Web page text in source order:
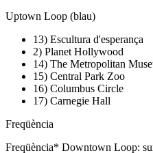
Uptown Loop (blau)
13) Escultura d'esperança
2) Planet Hollywood
14) The Metropolitan
15) Central Park Zoo
16) Columbus Circle
17) Carnegie Hall
Freqüència
Freqüència* Downtown Loop: